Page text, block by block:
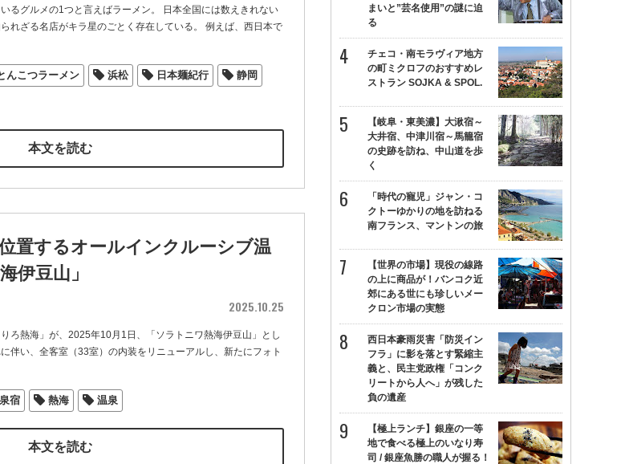
るグルメの1つと言えばラーメン。 日本全国には数えきれない
れざる名店がキラ星のごとく存在している。 例えば、西日本で
んこつラーメン 浜松 日本麺紀行 静岡
本文を読む
置するオールインクルーシブ温
伊豆山」
2025.10.25
ろ熱海」が、2025年10月1日、「ソラトニワ熱海伊豆山」とし
伴い、全客室（33室）の内装をリニューアルし、新たにフォト
宿 熱海 温泉
本文を読む
まいと”芸名使用”の謎に迫
る
チェコ・南モラヴィア地方
の町ミクロフのおすすめレ
ストラン SOJKA & SPOL.
【岐阜・東美濃】大湫宿～
大井宿、中津川宿～馬籠宿
の史跡を訪ね、中山道を歩
く
「時代の寵児」ジャン・コ
クトーゆかりの地を訪ねる
南フランス、マントンの旅
【世界の市場】現役の線路
の上に商品が！バンコク近
郊にある世にも珍しいメー
クロン市場の実態
西日本豪雨災害「防災イン
フラ」に影を落とす緊縮主
義と、民主党政権「コンク
リートから人へ」が残した
負の遺産
【極上ランチ】銀座の一等
地で食べる極上のいなり寿
司 / 銀座魚勝の職人が握る！